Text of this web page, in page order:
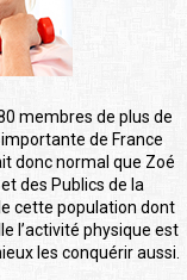
membres de plus de
de France
donc normal que Zoé
des Publics de la
cette population dont
l’activité physique est
les conquérir aussi.